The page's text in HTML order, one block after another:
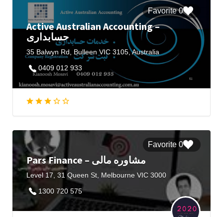
0 Favorite
Active Australian Accounting –
حسابداری
35 Balwyn Rd, Bulleen VIC 3105, Australia
0409 012 933
0 Favorite
Pars Finance – مشاوره مالی
Level 17, 31 Queen St, Melbourne VIC 3000
1300 720 575​